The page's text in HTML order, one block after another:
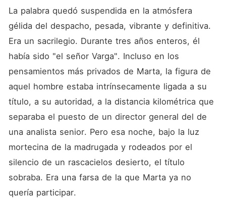
La palabra quedó suspendida en la atmósfera
gélida del despacho, pesada, vibrante y definitiva.
Era un sacrilegio. Durante tres años enteros, él
había sido "el señor Varga". Incluso en los
pensamientos más privados de Marta, la figura de
aquel hombre estaba intrínsecamente ligada a su
título, a su autoridad, a la distancia kilométrica que
separaba el puesto de un director general del de
una analista senior. Pero esa noche, bajo la luz
mortecina de la madrugada y rodeados por el
silencio de un rascacielos desierto, el título
sobraba. Era una farsa de la que Marta ya no
quería participar.